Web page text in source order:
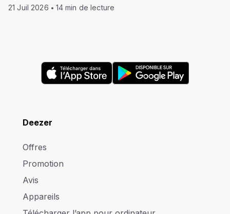
21 Juil 2026 14 min de lecture
Deezer
Offres
Promotion
Avis
Appareils